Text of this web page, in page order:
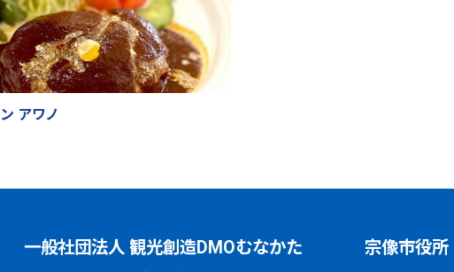
アワノ
一般社団法人 観光創造DMOむなかた 宗像市役所